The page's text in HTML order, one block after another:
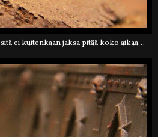
ei kuitenkaan jaksa pitää koko aikaa...